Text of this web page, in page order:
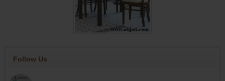
Follow Us